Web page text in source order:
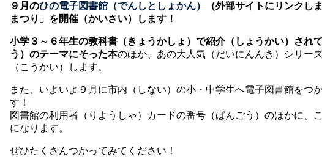
９月のひの電子図書館（でんしとしょかん）
（外部サイトにリンクし
まつり」を開催（かいさい）します！
小学３～６年生の教科書（きょうかしょ）で紹介（しょうかい）され
う）のテーマにそった本のほか、あの大人気（だいにんんき）シリー
（こうかい）します。
また、いよいよ９月に市内（しない）の小・中学生へ電子図書館をつ
す！
図書館の利用者（りようしゃ）カードの番号（ばんごう）のほかに、
になります。
ぜひたくさんつかってみてください！